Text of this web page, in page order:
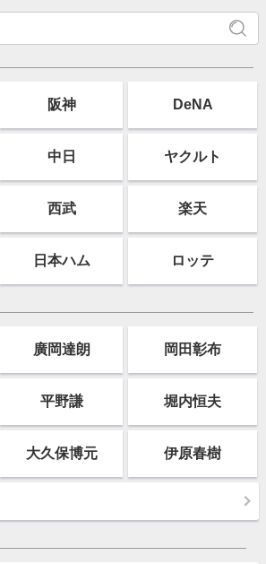
阪神 DeNA
中日 ヤクルト
西武 楽天
日本ハム ロッテ
廣岡達朗 岡田彰布
平野謙 堀内恒夫
大久保博元 伊原春樹